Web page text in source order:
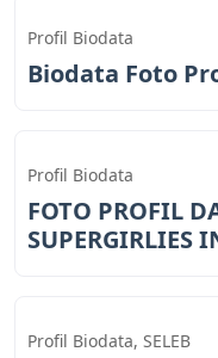
Profil Biodata
Biodata Foto
Profil Biodata
FOTO PROFIL
SUPERGIRLIES
Profil Biodata, SELEB